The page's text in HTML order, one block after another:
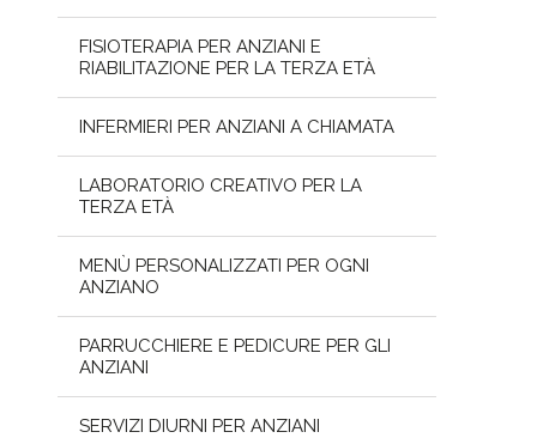
FISIOTERAPIA PER ANZIANI E
RIABILITAZIONE PER LA TERZA ETÀ
INFERMIERI PER ANZIANI A CHIAMATA
LABORATORIO CREATIVO PER LA
TERZA ETÀ
MENÙ PERSONALIZZATI PER OGNI
ANZIANO
PARRUCCHIERE E PEDICURE PER GLI
ANZIANI
SERVIZI DIURNI PER ANZIANI